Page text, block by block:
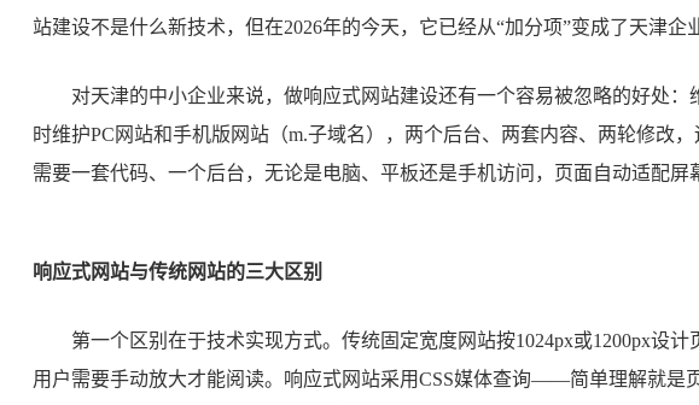
站建设不是什么新技术，但在2026年的今天，它已经从“加分项”变成了天津企
对天津的中小企业来说，做响应式网站建设还有一个容易被忽略的好处：
时维护PC网站和手机版网站（m.子域名），两个后台、两套内容、两轮修改
需要一套代码、一个后台，无论是电脑、平板还是手机访问，页面自动适配屏
响应式网站与传统网站的三大区别
第一个区别在于技术实现方式。传统固定宽度网站按1024px或1200px设计
用户需要手动放大才能阅读。响应式网站采用CSS媒体查询——简单理解就是